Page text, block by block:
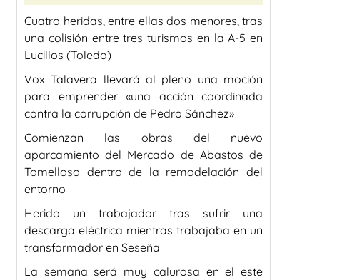
Cuatro heridas, entre ellas dos menores, tras
una colisión entre tres turismos en la A-5 en
Lucillos (Toledo)
Vox Talavera llevará al pleno una moción
para emprender «una acción coordinada
contra la corrupción de Pedro Sánchez»
Comienzan las obras del nuevo
aparcamiento del Mercado de Abastos de
Tomelloso dentro de la remodelación del
entorno
Herido un trabajador tras sufrir una
descarga eléctrica mientras trabajaba en un
transformador en Seseña
La semana será muy calurosa en el este